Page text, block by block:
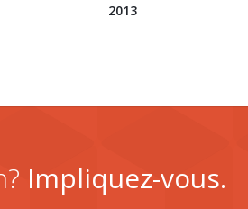
2013
Impliquez-vous.